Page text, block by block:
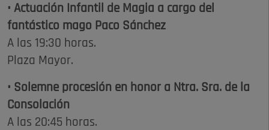
• Actuación Infantil de Magia a cargo del
fantástico mago Paco Sánchez
A las 19:30 horas.
Plaza Mayor.
• Solemne procesión en honor a Ntra. Sra. de la
Consolación
A las 20:45 horas.